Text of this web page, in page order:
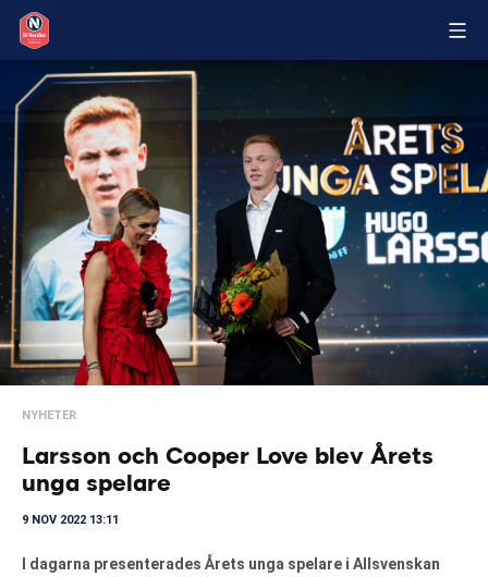
NYHETER
Larsson och Cooper Love blev Årets
unga spelare
9 NOV 2022 13:11
I dagarna presenterades Årets unga spelare i Allsvenskan